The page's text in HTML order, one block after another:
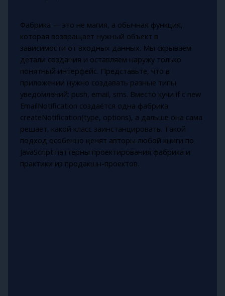
Фабрика — это не магия, а обычная функция,
которая возвращает нужный объект в
зависимости от входных данных. Мы скрываем
детали создания и оставляем наружу только
понятный интерфейс. Представьте, что в
приложении нужно создавать разные типы
уведомлений: push, email, sms. Вместо кучи if с new
EmailNotification создаётся одна фабрика
createNotification(type, options), а дальше она сама
решает, какой класс заинстанцировать. Такой
подход особенно ценят авторы любой книги по
JavaScript паттерны проектирования фабрика и
практики из продакшн-проектов.